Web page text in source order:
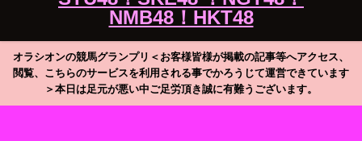
NMB48！HKT48
オラシオンの競馬グランプリ＜お客様皆様が掲載の記事等へアクセス、
閲覧、こちらのサービスを利用される事でかろうじて運営できています
＞本日は足元が悪い中ご足労頂き誠に有難うございます。